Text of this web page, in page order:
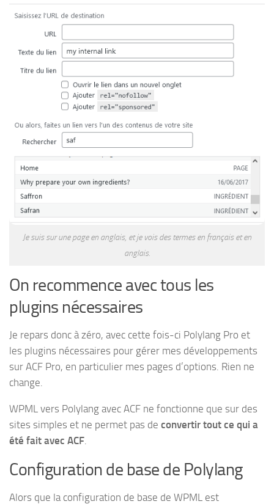
Je suis sur une page en anglais, et je vois des termes en français et en
anglais.
On recommence avec tous les
plugins nécessaires
Je repars donc à zéro, avec cette fois-ci Polylang Pro et
les plugins nécessaires pour gérer mes développements
sur ACF Pro, en particulier mes pages d’options. Rien ne
change.
WPML vers Polylang avec ACF ne fonctionne que sur des
sites simples et ne permet pas de convertir tout ce qui a
été fait avec ACF
Configuration de base de Polylang
Alors que la configuration de base de WPML est